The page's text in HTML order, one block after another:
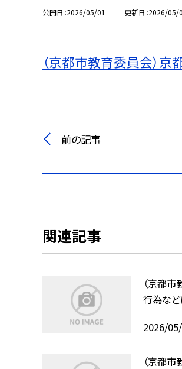
公開日 2026/05/01 更新日 2026/05/
（京都市教育委員会）
前の記事
関連記事
（京都市
行為な
2026/
（京都市